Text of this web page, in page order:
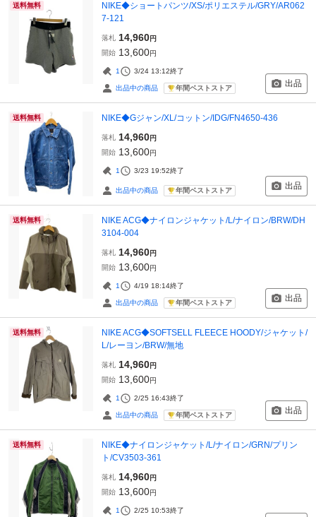
送料無料
NIKE◆ショートパンツ/XS/ポリエステル/GRY/AR062
7-121
落札 14,960円
開始 13,600円
1 3/24 13:12終了
出品中の商品 年間ベストストア 出品
送料無料 NIKE◆Gジャン/XL/コットン/IDG/FN4650-436
落札 14,960円
開始 13,600円
1 3/23 19:52終了
出品中の商品 年間ベストストア 出品
送料無料
NIKE ACG◆ナイロンジャケット/L/ナイロン/BRW/DH
3104-004
落札 14,960円
開始 13,600円
1 4/19 18:14終了
出品中の商品 年間ベストストア 出品
送料無料
NIKE ACG◆SOFTSELL FLEECE HOODY/ジャケット/
L/レーヨン/BRW/無地
落札 14,960円
開始 13,600円
1 2/25 16:43終了
出品中の商品 年間ベストストア 出品
送料無料
NIKE◆ナイロンジャケット/L/ナイロン/GRN/プリン
ト/CV3503-361
落札 14,960円
開始 13,600円
1 2/25 10:53終了